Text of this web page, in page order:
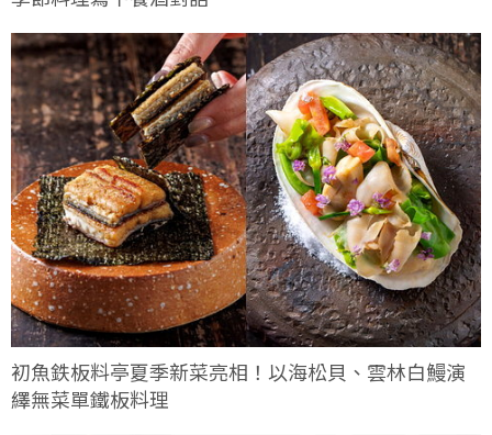
初魚鉄板料亭夏季新菜亮相！以海松貝、雲林白鰻演
繹無菜單鐵板料理